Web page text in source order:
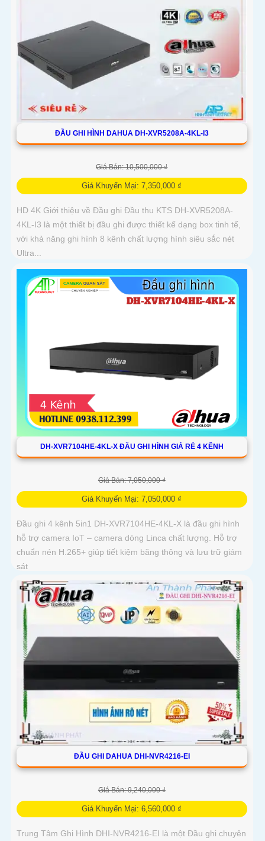
ĐẦU GHI HÌNH DAHUA DH-XVR5208A-4KL-I3
Giá Bán: 10,500,000 ₫
Giá Khuyến Mại: 7,350,000 ₫
HD 4K Giới thiệu về Đầu ghi Đầu thu KTS DH-XVR5208A-
4KL-I3 là một thiết bị đầu ghi được thiết kế dạng box tinh tế,
với khả năng ghi hình 8 kênh chất lượng hình siêu sắc nét
Ultra...
DH-XVR7104HE-4KL-X ĐẦU GHI HÌNH GIÁ RẺ 4 KÊNH
Giá Bán: 7,050,000 ₫
Giá Khuyến Mại: 7,050,000 ₫
Đầu ghi 4 kênh 5in1 DH-XVR7104HE-4KL-X là đầu ghi hình
hỗ trợ camera IoT – camera dòng Linca chất lượng. Hỗ trợ
chuẩn nén H.265+ giúp tiết kiệm băng thông và lưu trữ giám
sát
ĐẦU GHI DAHUA DHI-NVR4216-EI
Giá Bán: 9,240,000 ₫
Giá Khuyến Mại: 6,560,000 ₫
Trung Tâm Ghi Hình DHI-NVR4216-EI là một Đầu ghi chuyên